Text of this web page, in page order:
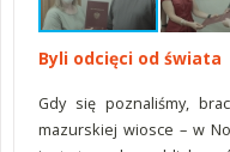
Byli odcięci od świata
Gdy się poznaliśmy,
mazurskiej wiosce – w